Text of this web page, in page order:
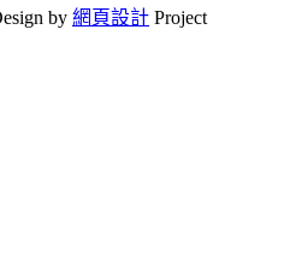
by 網頁設計 Project